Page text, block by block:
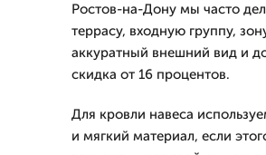
Ростов-на-Дону мы часто
террасу, входную группу,
аккуратный внешний вид и
скидка от 16 процентов.
Для кровли навеса
и мягкий материал, если